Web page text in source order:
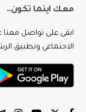
معك اينما تكون..
ابقى على تواصل معنا
الاجتماعي وتطبيق